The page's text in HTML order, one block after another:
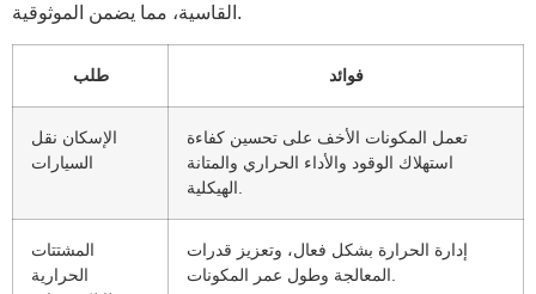
القاسية، مما يضمن الموثوقية.
طلب فوائد
الإسكان نقل
السيارات
تعمل المكونات الأخف على تحسين كفاءة
استهلاك الوقود والأداء الحراري والمتانة
الهيكلية.
المشتتات
الحرارية
إدارة الحرارة بشكل فعال، وتعزيز قدرات
المعالجة وطول عمر المكونات.